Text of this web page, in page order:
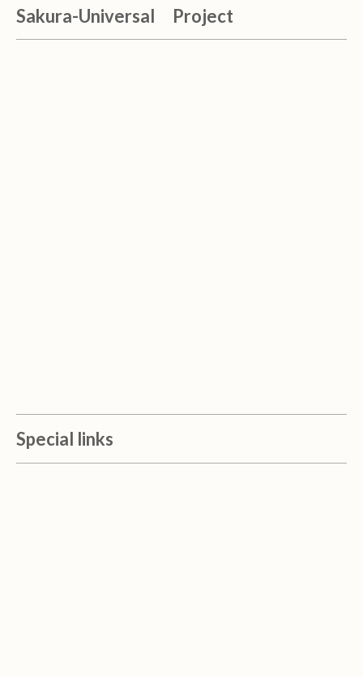
Sakura-Universal Project
Special links